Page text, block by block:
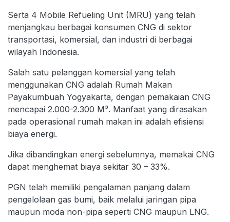
Serta 4 Mobile Refueling Unit (MRU) yang telah
menjangkau berbagai konsumen CNG di sektor
transportasi, komersial, dan industri di berbagai
wilayah Indonesia.
Salah satu pelanggan komersial yang telah
menggunakan CNG adalah Rumah Makan
Payakumbuah Yogyakarta, dengan pemakaian CNG
mencapai 2.000-2.300 M³. Manfaat yang dirasakan
pada operasional rumah makan ini adalah efisiensi
biaya energi.
Jika dibandingkan energi sebelumnya, memakai CNG
dapat menghemat biaya sekitar 30 – 33%.
PGN telah memiliki pengalaman panjang dalam
pengelolaan gas bumi, baik melalui jaringan pipa
maupun moda non-pipa seperti CNG maupun LNG.